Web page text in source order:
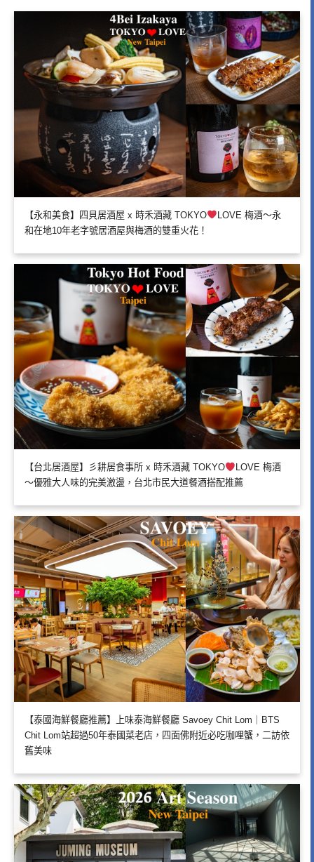
【永和美食】四貝居酒屋 x 時禾酒藏 TOKYO
LOVE 梅酒～永
和在地10年老字號居酒屋與梅酒的雙重火花！
【台北居酒屋】彡耕居食事所 x 時禾酒藏 TOKYO
LOVE 梅酒
～優雅大人味的完美激盪，台北市民大道餐酒搭配推薦
【泰國海鮮餐廳推薦】上味泰海鮮餐廳 Savoey Chit Lom｜BTS
Chit Lom站超過50年泰國菜老店，四面佛附近必吃咖哩蟹，二訪依
舊美味